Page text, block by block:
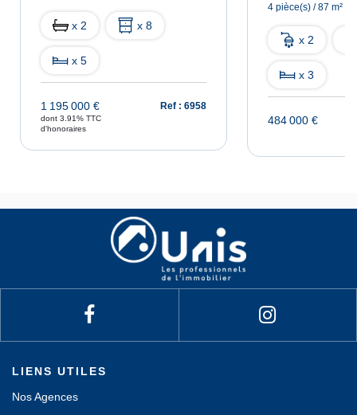
x 2 x 8
x 5
1 195 000 €
dont 3.91% TTC
d'honoraires
Ref : 6958
4 pièce(s) / 87 m²
x 2
x 3
484 000 €
LIENS UTILES
Nos Agences